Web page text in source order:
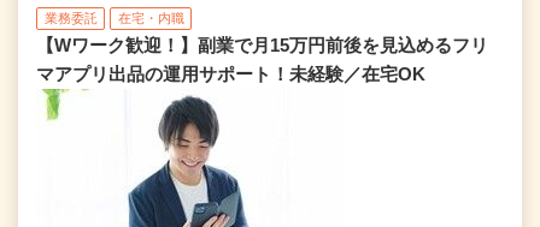
業務委託 在宅・内職
【Wワーク歓迎！】副業で月15万円前後を見込めるフリ
マアプリ出品の運用サポート！未経験／在宅OK